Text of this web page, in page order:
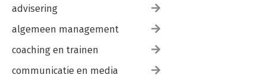
advisering
algemeen management
coaching en trainen
communicatie en media